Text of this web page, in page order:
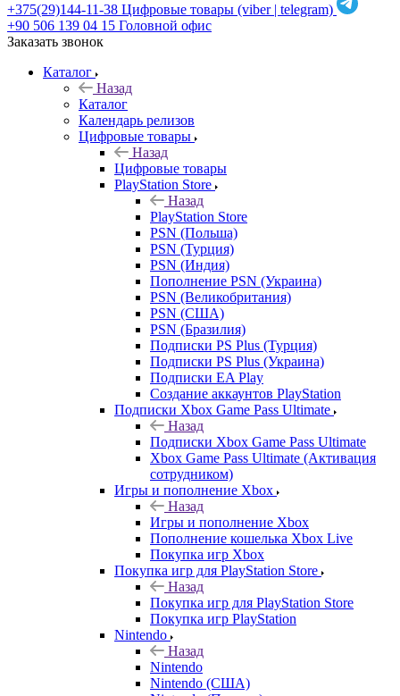
+375(29)144-11-38 Цифровые товары (viber | telegram)
+90 506 139 04 15 Головной офис
Заказать звонок
Каталог
Назад
Каталог
Календарь релизов
Цифровые товары
Назад
Цифровые товары
PlayStation Store
Назад
PlayStation Store
PSN (Польша)
PSN (Турция)
PSN (Индия)
Пополнение PSN (Украина)
PSN (Великобритания)
PSN (США)
PSN (Бразилия)
Подписки PS Plus (Турция)
Подписки PS Plus (Украина)
Подписки EA Play
Создание аккаунтов PlayStation
Подписки Xbox Game Pass Ultimate
Назад
Подписки Xbox Game Pass Ultimate
Xbox Game Pass Ultimate (Активация
сотрудником)
Игры и пополнение Xbox
Назад
Игры и пополнение Xbox
Пополнение кошелька Xbox Live
Покупка игр Xbox
Покупка игр для PlayStation Store
Назад
Покупка игр для PlayStation Store
Покупка игр PlayStation
Nintendo
Назад
Nintendo
Nintendo (США)